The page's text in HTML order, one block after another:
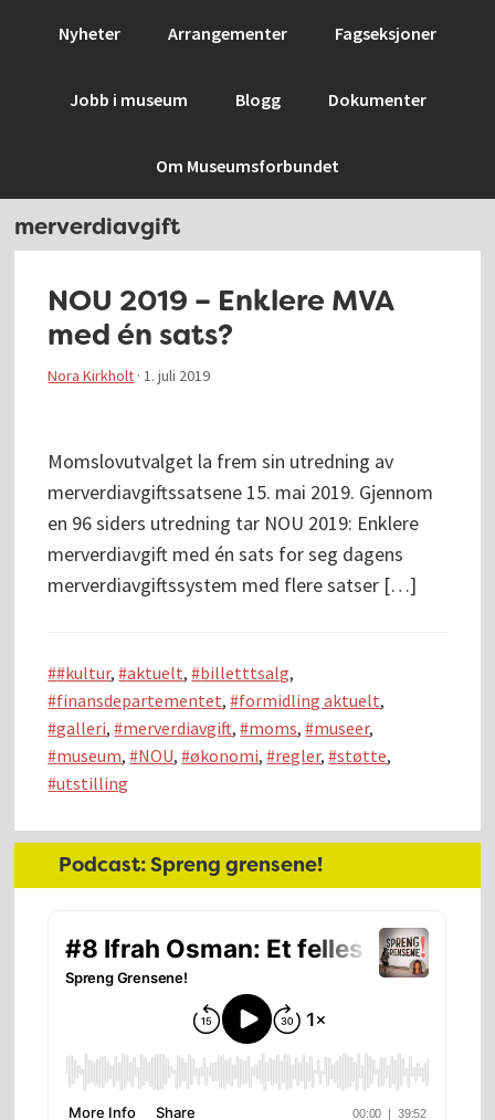
Nyheter Arrangementer Fagseksjoner
Jobb i museum Blogg Dokumenter
Om Museumsforbundet
merverdiavgift
NOU 2019 – Enklere MVA
med én sats?
Nora Kirkholt ·1. juli 2019
Momslovutvalget la frem sin utredning av
merverdiavgiftssatsene 15. mai 2019. Gjennom
en 96 siders utredning tar NOU 2019: Enklere
merverdiavgift med én sats for seg dagens
merverdiavgiftssystem med flere satser […]
#kultur, aktuelt, billetttsalg,
finansdepartementet, formidling aktuelt,
galleri, merverdiavgift, moms, museer,
museum, NOU, økonomi, regler, støtte,
utstilling
Hoved
Podcast: Spreng grensene!